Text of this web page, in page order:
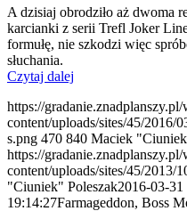
A dzisiaj obrodziło aż dwoma
karcianki z serii Trefl Joker
formułę, nie szkodzi więc
słuchania.
Czytaj dalej
https://
content/uploads/sites/45/2016/
s.png 470 840 Maciek
https://
content/uploads/sites/45/2013/
"Ciuniek" Poleszak2016-03-
19:14:27Farmageddon, Boss